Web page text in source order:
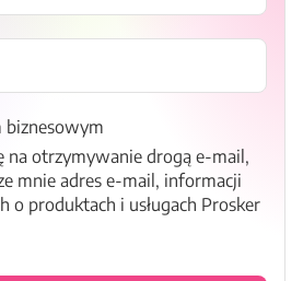
biznesowym
na otrzymywanie drogą e-mail,
mnie adres e-mail, informacji
o produktach i usługach Prosker